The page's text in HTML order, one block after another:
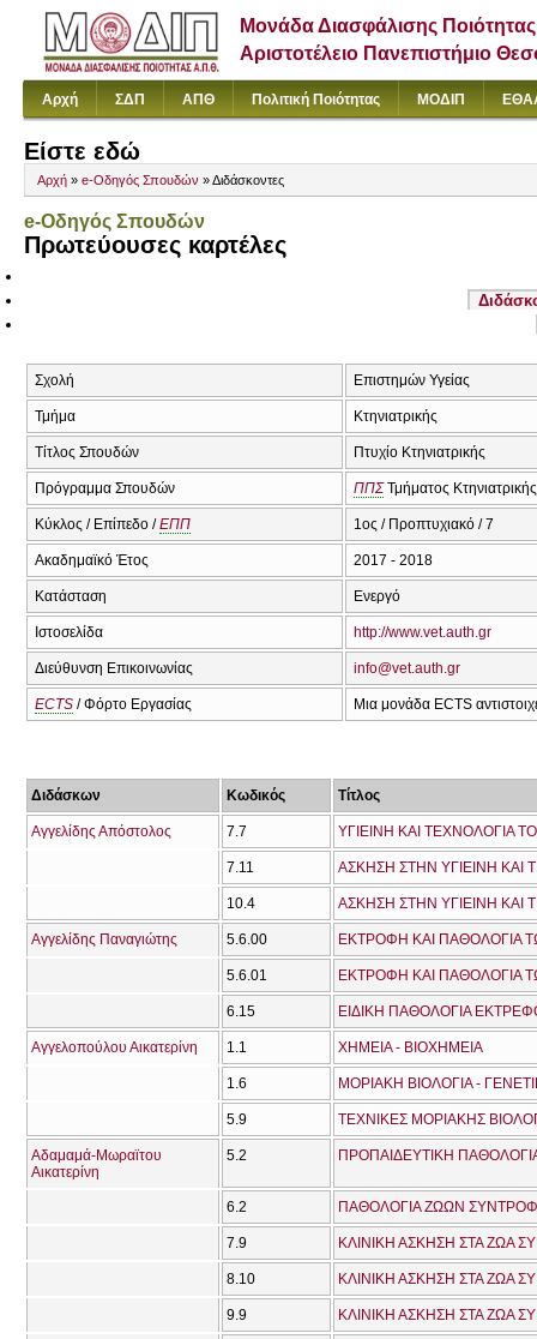
Μονάδα Διασφάλισης Ποιότητας
Αριστοτέλειο Πανεπιστήμιο
Αρχή ΣΔΠ ΑΠΘ Πολιτική Ποιότητας ΜΟΔΙΠ
Είστε εδώ
Αρχή » e-Οδηγός Σπουδών » Διδάσκοντες
e-Οδηγός Σπουδών
Πρωτεύουσες καρτέλες
Σχολή Επιστημών Υγείας
Τμήμα Κτηνιατρικής
Τίτλος Σπουδών Πτυχίο Κτηνιατρικής
Πρόγραμμα Σπουδών ΠΠΣΤμήματος
Κύκλος / Επίπεδο /ΕΠΠ 1ος / Προπτυχιακό / 7
Ακαδημαϊκό Έτος 2017 - 2018
Κατάσταση Ενεργό
Ιστοσελίδα http://www.vet.auth.gr
Διεύθυνση Επικοινωνίας info@vet.auth.gr
ECTS / Φόρτο Εργασίας Μια μονάδα ECTS
Διδάσκων Κωδικός Τίτλος
Αγγελίδης Απόστολος 7.7 ΥΓΙΕΙΝΗ ΚΑΙ ΤΕΧΝΟΛΟΓΙΑ
7.11
10.4 ΑΣΚΗΣΗ ΣΤΗΝ ΥΓΙΕΙΝΗ
Αγγελίδης Παναγιώτης 5.6.00 ΕΚΤΡΟΦΗ ΚΑΙ ΠΑΘΟΛΟΓΙΑ
5.6.01 ΕΚΤΡΟΦΗ ΚΑΙ ΠΑΘΟΛΟΓΙΑ
6.15 ΕΙΔΙΚΗ ΠΑΘΟΛΟΓΙΑ
Αγγελοπούλου Αικατερίνη 1.1 ΧΗΜΕΙΑ - ΒΙΟΧΗΜΕΙΑ
1.6 ΜΟΡΙΑΚΗ ΒΙΟΛΟΓΙΑ -
5.9 ΤΕΧΝΙΚΕΣ ΜΟΡΙΑΚΗΣ
Αδαμαμά-Μωραϊτου
Αικατερίνη
5.2 ΠΡΟΠΑΙΔΕΥΤΙΚΗ
6.2 ΠΑΘΟΛΟΓΙΑ ΖΩΩΝ
7.9 ΚΛΙΝΙΚΗ ΑΣΚΗΣΗ ΣΤΑ ΖΩΑ
8.10 ΚΛΙΝΙΚΗ ΑΣΚΗΣΗ ΣΤΑ ΖΩΑ
9.9 ΚΛΙΝΙΚΗ ΑΣΚΗΣΗ ΣΤΑ ΖΩΑ